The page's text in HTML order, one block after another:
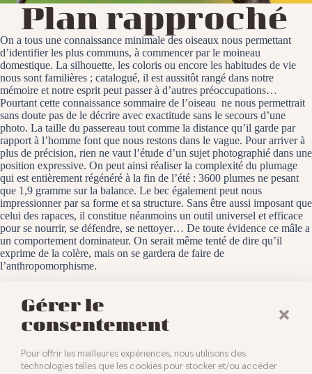
Gérer le
consentement
Pour offrir les meilleures expériences, nous utilisons des
technologies telles que les cookies pour stocker et/ou accéder
Plan rapproché
On a tous une connaissance minimale des oiseaux nous permettant
d’identifier les plus communs, à commencer par le moineau
domestique. La silhouette, les coloris ou encore les habitudes de vie
nous sont familières ; catalogué, il est aussitôt rangé dans notre
mémoire et notre esprit peut passer à d’autres préoccupations…
Pourtant cette connaissance sommaire de l’oiseau ne nous permettrait
sans doute pas de le décrire avec exactitude sans le secours d’une
photo. La taille du passereau tout comme la distance qu’il garde par
rapport à l’homme font que nous restons dans le vague. Pour arriver à
plus de précision, rien ne vaut l’étude d’un sujet photographié dans une
position expressive. On peut ainsi réaliser la complexité du plumage
qui est entièrement régénéré à la fin de l’été : 3600 plumes ne pesant
que 1,9 gramme sur la balance. Le bec également peut nous
impressionner par sa forme et sa structure. Sans être aussi imposant que
celui des rapaces, il constitue néanmoins un outil universel et efficace
pour se nourrir, se défendre, se nettoyer… De toute évidence ce mâle a
un comportement dominateur. On serait même tenté de dire qu’il
exprime de la colère, mais on se gardera de faire de
l’anthropomorphisme.